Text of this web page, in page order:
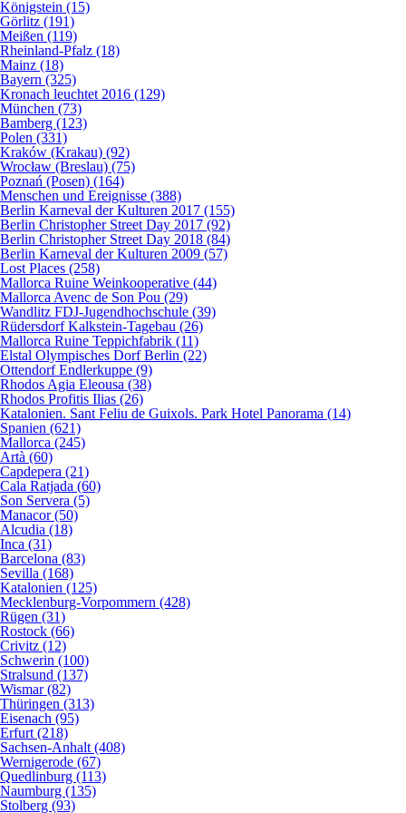
Königstein (15)
Görlitz (191)
Meißen (119)
Rheinland-Pfalz (18)
Mainz (18)
Bayern (325)
Kronach leuchtet 2016 (129)
München (73)
Bamberg (123)
Polen (331)
Kraków (Krakau) (92)
Wrocław (Breslau) (75)
Poznań (Posen) (164)
Menschen und Ereignisse (388)
Berlin Karneval der Kulturen 2017 (155)
Berlin Christopher Street Day 2017 (92)
Berlin Christopher Street Day 2018 (84)
Berlin Karneval der Kulturen 2009 (57)
Lost Places (258)
Mallorca Ruine Weinkooperative (44)
Mallorca Avenc de Son Pou (29)
Wandlitz FDJ-Jugendhochschule (39)
Rüdersdorf Kalkstein-Tagebau (26)
Mallorca Ruine Teppichfabrik (11)
Elstal Olympisches Dorf Berlin (22)
Ottendorf Endlerkuppe (9)
Rhodos Agia Eleousa (38)
Rhodos Profitis Ilias (26)
Katalonien. Sant Feliu de Guixols. Park Hotel Panorama (14)
Spanien (621)
Mallorca (245)
Artà (60)
Capdepera (21)
Cala Ratjada (60)
Son Servera (5)
Manacor (50)
Alcudia (18)
Inca (31)
Barcelona (83)
Sevilla (168)
Katalonien (125)
Mecklenburg-Vorpommern (428)
Rügen (31)
Rostock (66)
Crivitz (12)
Schwerin (100)
Stralsund (137)
Wismar (82)
Thüringen (313)
Eisenach (95)
Erfurt (218)
Sachsen-Anhalt (408)
Wernigerode (67)
Quedlinburg (113)
Naumburg (135)
Stolberg (93)